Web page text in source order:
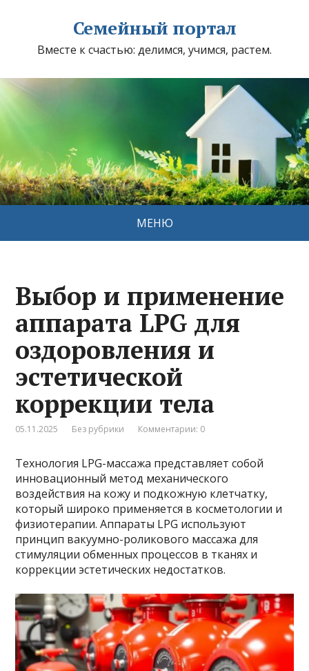
Семейный портал
Вместе к счастью: делимся, учимся, растем.
МЕНЮ
Выбор и применение
аппарата LPG для
оздоровления и
эстетической
коррекции тела
05.11.2025 Без рубрики Комментарии: 0
Технология LPG-массажа представляет собой
инновационный метод механического
воздействия на кожу и подкожную клетчатку,
который широко применяется в косметологии и
физиотерапии. Аппараты LPG используют
принцип вакуумно-роликового массажа для
стимуляции обменных процессов в тканях и
коррекции эстетических недостатков.